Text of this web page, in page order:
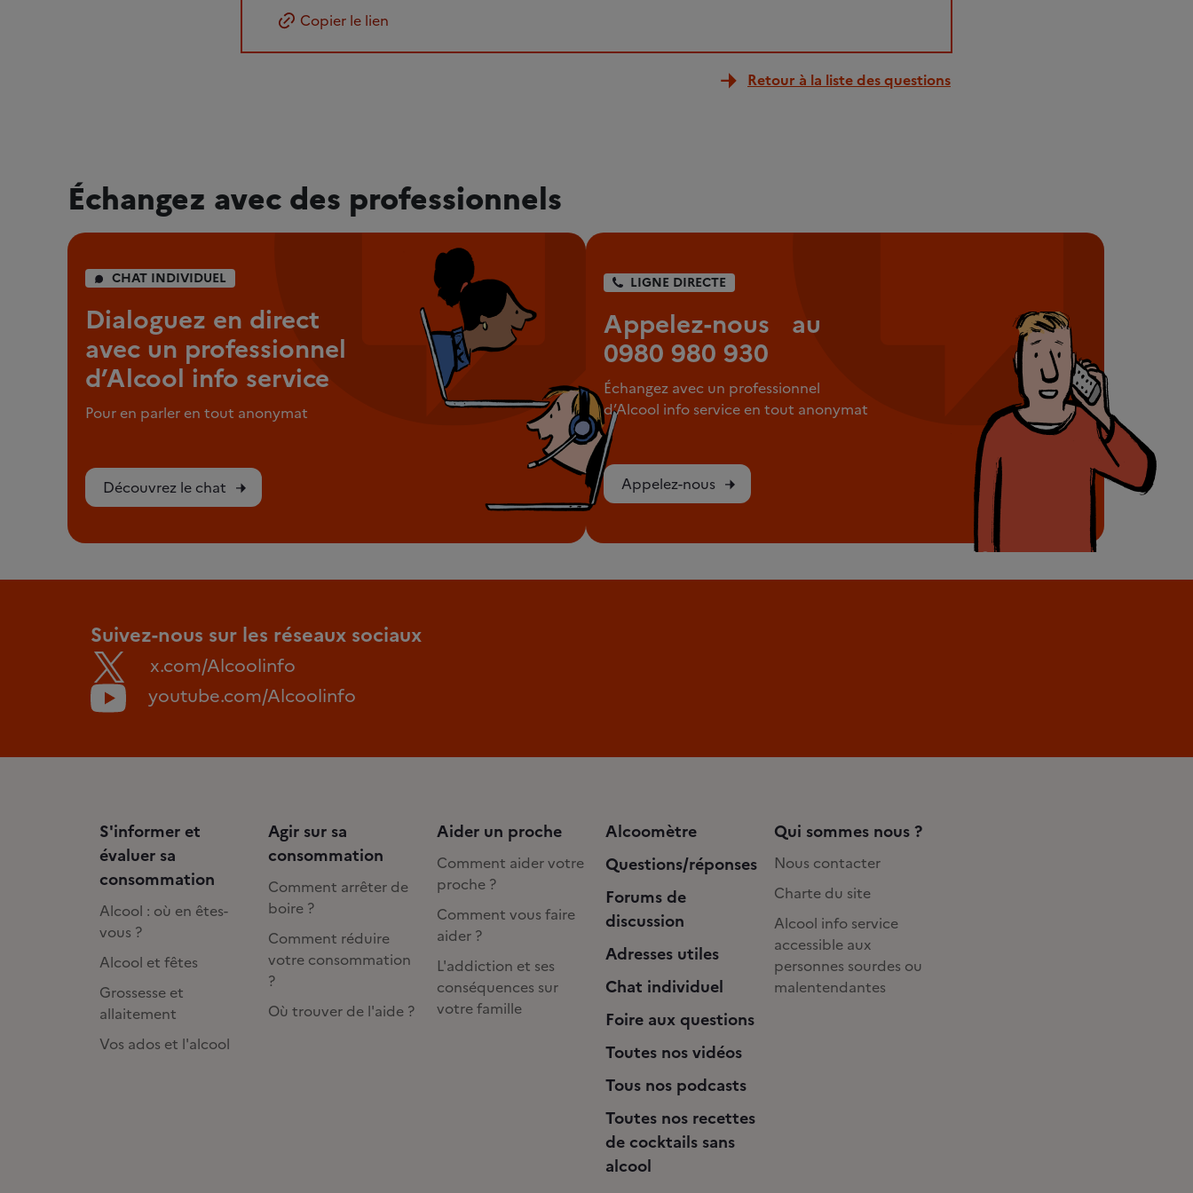
Copier le lien
Retour à la liste des questions
Échangez avec des professionnels
CHAT INDIVIDUEL
Dialoguez en direct
avec un professionnel
d’Alcool info service
Pour en parler en tout anonymat
Découvrez le chat
LIGNE DIRECTE
Appelez-nous au
0980 980 930
Échangez avec un professionnel
d’Alcool info service en tout anonymat
Appelez-nous
Suivez-nous sur les réseaux sociaux
x.com/Alcoolinfo
youtube.com/Alcoolinfo
S'informer et
évaluer sa
consommation
Alcool : où en êtes-
vous ?
Alcool et fêtes
Grossesse et
allaitement
Vos ados et l'alcool
Agir sur sa
consommation
Comment arrêter de
boire ?
Comment réduire
votre consommation
?
Où trouver de l'aide ?
Aider un proche
Comment aider votre
proche ?
Comment vous faire
aider ?
L'addiction et ses
conséquences sur
votre famille
Alcoomètre
Questions/réponses
Forums de
discussion
Adresses utiles
Chat individuel
Foire aux questions
Toutes nos vidéos
Tous nos podcasts
Toutes nos recettes
de cocktails sans
alcool
Qui sommes nous ?
Nous contacter
Charte du site
Alcool info service
accessible aux
personnes sourdes ou
malentendantes